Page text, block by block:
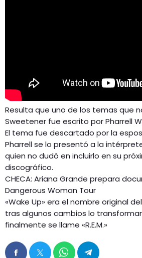
Resulta que uno de los temas que
Sweetener fue escrito por Pharrell
El tema fue descartado por la
Pharrell se lo presentó a la
quien no dudó en incluirlo en su
discográfico.
CHECA: Ariana Grande prepara
Dangerous Woman Tour
«Wake Up» era el nombre original
tras algunos cambios lo
finalmente se llame «R.E.M.»